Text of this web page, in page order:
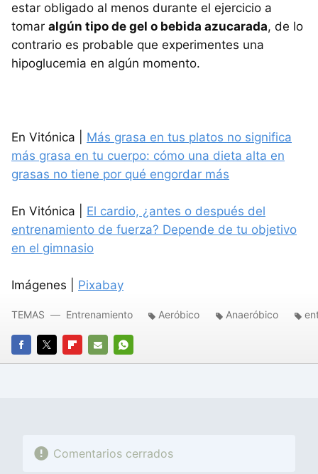
estar obligado al menos durante el ejercicio a
tomar algún tipo de gel o bebida azucarada, de lo
contrario es probable que experimentes una
hipoglucemia en algún momento.
En Vitónica | Más grasa en tus platos no significa
más grasa en tu cuerpo: cómo una dieta alta en
grasas no tiene por qué engordar más
En Vitónica | El cardio, ¿antes o después del
entrenamiento de fuerza? Depende de tu objetivo
en el gimnasio
Imágenes | Pixabay
FACEBOOK
TWITTERFLIPBOARD
E-
WHATSAPP
TEMAS Entrenamiento Aeróbico Anaeróbico
Comentarios cerrados